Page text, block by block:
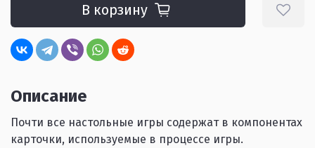
В корзину
Описание
Почти все настольные игры содержат в компонентах
карточки, используемые в процессе игры.